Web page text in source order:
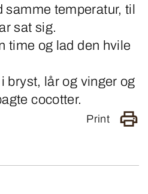
samme temperatur, til
sat sig.
time og lad den hvile
bryst, lår og vinger og
cocotter.
Print